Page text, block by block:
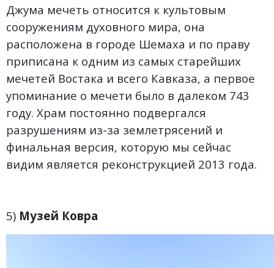
Джума мечеть относится к культовым
сооружениям духовного мира, она
расположена в городе Шемаха и по праву
приписана к одним из самых старейших
мечетей Востака и всего Кавказа, а первое
упоминание о мечети было в далеком 743
году. Храм постоянно подвергался
разрушениям из-за землетрясений и
финальная версия, которую мы сейчас
видим является реконструкцией 2013 года.
5) Музей Ковра